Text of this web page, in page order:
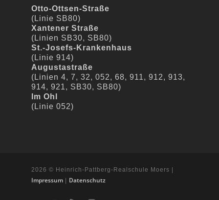
Otto-Ottsen-Straße
(Linie SB80)
Xantener Straße
(Linien SB30, SB80)
St.-Josefs-Krankenhaus
(Linie 914)
Augustastraße
(Linien 4, 7, 32, 052, 68, 911, 912, 913,
914, 921, SB30, SB80)
Im Ohl
(Linie 052)
2026 © Heinrich-Pattberg-Realschule Moers |
Impressum | Datenschutz